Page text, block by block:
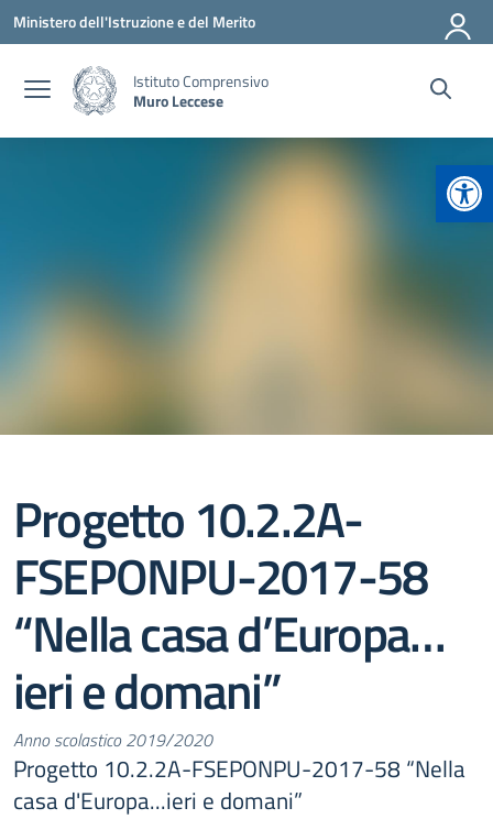
Vai ai contenuti
Vai al menu di navigazione
Vai al footer
Ministero dell'Istruzione e del Merito
Istituto Comprensivo
Muro Leccese
Progetto 10.2.2A-
FSEPONPU-2017-58
“Nella casa d’Europa…
ieri e domani”
Anno scolastico 2019/2020
Progetto 10.2.2A-FSEPONPU-2017-58 “Nella
casa d'Europa...ieri e domani”